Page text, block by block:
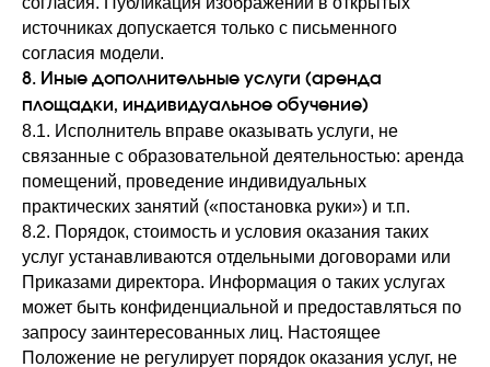
источниках допускается только с письменного
согласия модели.
8. Иные дополнительные услуги (аренда
площадки, индивидуальное обучение)
8.1. Исполнитель вправе оказывать услуги, не
связанные с образовательной деятельностью: аренда
помещений, проведение индивидуальных
практических занятий («постановка руки») и т.п.
8.2. Порядок, стоимость и условия оказания таких
услуг устанавливаются отдельными договорами или
Приказами директора. Информация о таких услугах
может быть конфиденциальной и предоставляться по
запросу заинтересованных лиц. Настоящее
Положение не регулирует порядок оказания услуг, не
Техподдержка:
По вопросам рекламы
support@yuschool.ru
marketing@yuschool.ru
По вопросам обучения в школе:
info@yusсhool.ru
129626, г. Москва, пр. Мира 102, стр.
27 подъезд 9